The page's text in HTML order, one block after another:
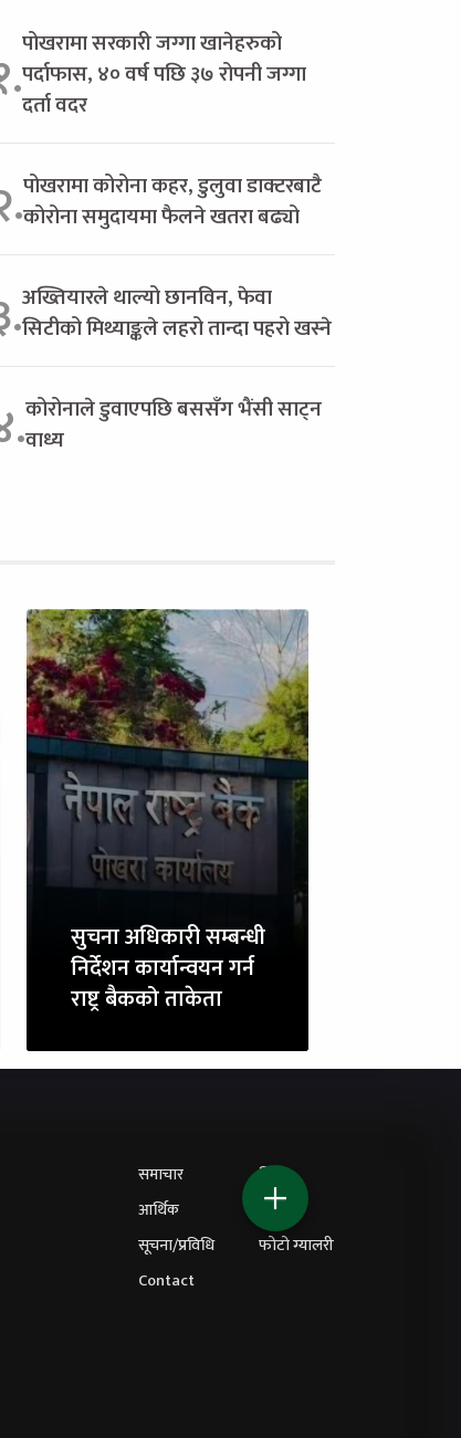
पोखरामा सरकारी जग्गा खानेहरुको
पर्दाफास, ४० वर्ष पछि ३७ रोपनी जग्गा
दर्ता वदर
पोखरामा कोरोना कहर, डुलुवा डाक्टरबाटै
कोरोना समुदायमा फैलने खतरा बढ्यो
अख्तियारले थाल्यो छानविन, फेवा
सिटीको मिथ्याङ्कले लहरो तान्दा पहरो खस्ने
कोरोनाले डुवाएपछि बससँग भैंसी साट्न
वाध्य
सुचना अधिकारी सम्बन्धी
निर्देशन कार्यान्वयन गर्न
राष्ट्र बैकको ताकेता
समाचार
शिक्षा
आर्थिक
विचार
सूचना/प्रविधि
फोटो ग्यालरी
Contact